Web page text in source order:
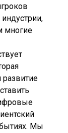
многие
развитие
Мы